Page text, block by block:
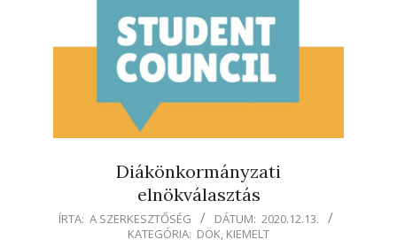
Diákönkormányzati
elnökválasztás
2020-
ÍRTA: A SZERKESZTŐSÉG DÁTUM: 2020.12.13.
KATEGÓRIA: DÖK KIEMELT